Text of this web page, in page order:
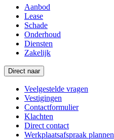
Aanbod
Lease
Schade
Onderhoud
Diensten
Zakelijk
Direct naar
Veelgestelde vragen
Vestigingen
Contactformulier
Klachten
Direct contact
Werkplaatsafspraak plannen